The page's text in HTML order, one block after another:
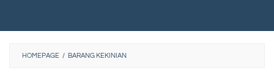
HOMEPAGE / BARANG KEKINIAN